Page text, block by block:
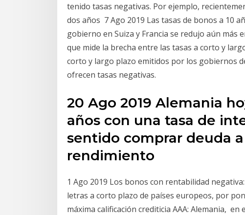
tenido tasas negativas. Por ejemplo,
dos años 7 Ago 2019 Las tasas de bonos a 10
gobierno en Suiza y Francia se redujo aún
que mide la brecha entre las tasas a corto y
corto y largo plazo emitidos por los gobiernos
ofrecen tasas negativas.
20 Ago 2019 Alemania
años con una tasa de
sentido comprar deuda
rendimiento
1 Ago 2019 Los bonos con rentabilidad
letras a corto plazo de países europeos, por
máxima calificación crediticia AAA: Alemania,